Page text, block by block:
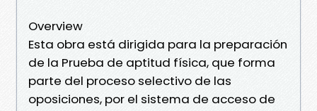
Overview
Esta obra está dirigida para la preparación
de la Prueba de aptitud física, que forma
parte del proceso selectivo de las
oposiciones, por el sistema de acceso de